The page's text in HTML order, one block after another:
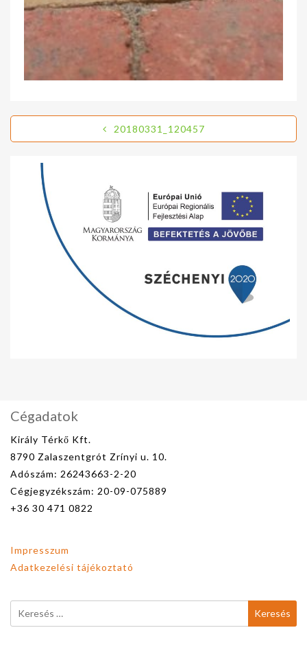
20180331_120457
Cégadatok
Király Térkő Kft.
8790 Zalaszentgrót Zrínyi u. 10.
Adószám: 26243663-2-20
Cégjegyzékszám: 20-09-075889
+36 30 471 0822
Impresszum
Adatkezelési tájékoztató